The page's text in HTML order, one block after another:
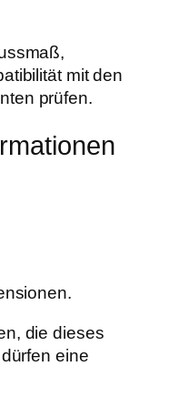
mit den
prüfen.
die dieses
eine